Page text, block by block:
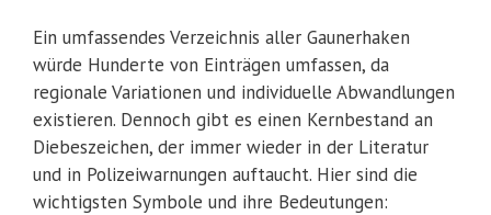
Ein umfassendes Verzeichnis aller Gaunerhaken
würde Hunderte von Einträgen umfassen, da
regionale Variationen und individuelle Abwandlungen
existieren. Dennoch gibt es einen Kernbestand an
Diebeszeichen, der immer wieder in der Literatur
und in Polizeiwarnungen auftaucht. Hier sind die
wichtigsten Symbole und ihre Bedeutungen: